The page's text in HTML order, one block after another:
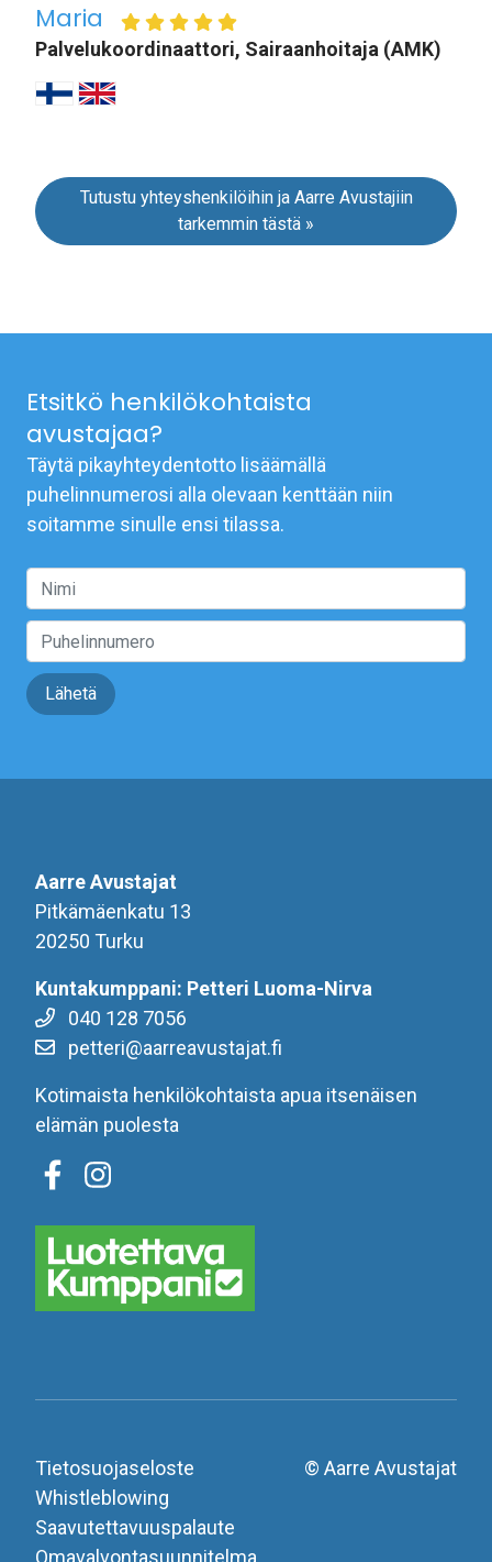
Maria
Palvelukoordinaattori, Sairaanhoitaja (AMK)
Tutustu yhteyshenkilöihin ja Aarre Avustajiin
tarkemmin tästä »
Etsitkö henkilökohtaista
avustajaa?
Täytä pikayhteydentotto lisäämällä
puhelinnumerosi alla olevaan kenttään niin
soitamme sinulle ensi tilassa.
Lähetä
Aarre Avustajat
Pitkämäenkatu 13
20250 Turku
Kuntakumppani: Petteri Luoma-Nirva
040 128 7056
petteri@aarreavustajat.fi
Kotimaista henkilökohtaista apua itsenäisen
elämän puolesta
Tietosuojaseloste
Whistleblowing
Saavutettavuuspalaute
Omavalvontasuunnitelma
© Aarre Avustajat